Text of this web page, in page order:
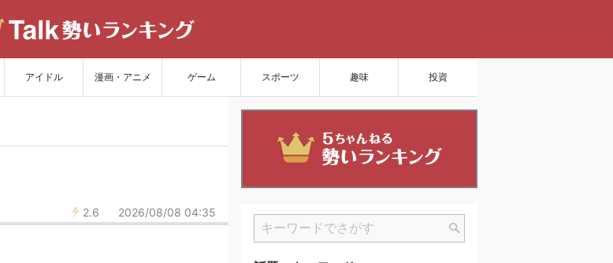
アイドル 漫画・アニメ ゲーム スポーツ 趣味 投資
2.6 2026/08/08 04:35